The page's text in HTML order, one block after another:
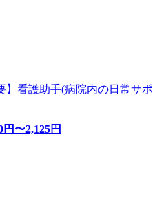
】看護助手(病院内の日常サポ
円〜2,125円